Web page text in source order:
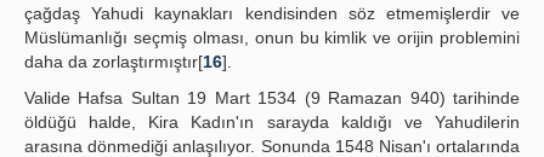
çağdaş Yahudi kaynakları kendisinden söz etmemişlerdir ve
Müslümanlığı seçmiş olması, onun bu kimlik ve orijin problemini
daha da zorlaştırmıştır[16].
Valide Hafsa Sultan 19 Mart 1534 (9 Ramazan 940) tarihinde
öldüğü halde, Kira Kadın'ın sarayda kaldığı ve Yahudilerin
arasına dönmediği anlaşılıyor. Sonunda 1548 Nisan'ı ortalarında